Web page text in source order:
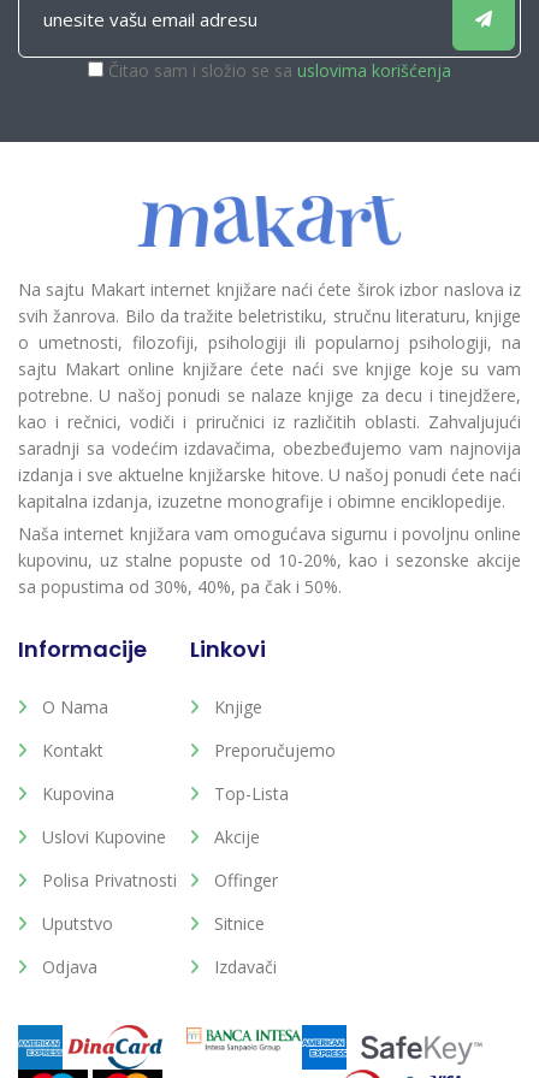
Čitao sam i složio se sa uslovima korišćenja
Na sajtu Makart internet knjižare naći ćete širok izbor naslova iz
svih žanrova. Bilo da tražite beletristiku, stručnu literaturu, knjige
o umetnosti, filozofiji, psihologiji ili popularnoj psihologiji, na
sajtu Makart online knjižare ćete naći sve knjige koje su vam
potrebne. U našoj ponudi se nalaze knjige za decu i tinejdžere,
kao i rečnici, vodiči i priručnici iz različitih oblasti. Zahvaljujući
saradnji sa vodećim izdavačima, obezbeđujemo vam najnovija
izdanja i sve aktuelne knjižarske hitove. U našoj ponudi ćete naći
kapitalna izdanja, izuzetne monografije i obimne enciklopedije.
Naša internet knjižara vam omogućava sigurnu i povoljnu online
kupovinu, uz stalne popuste od 10-20%, kao i sezonske akcije
sa popustima od 30%, 40%, pa čak i 50%.
Informacije
O Nama
Kontakt
Kupovina
Uslovi Kupovine
Polisa Privatnosti
Uputstvo
Odjava
Linkovi
Knjige
Preporučujemo
Top-Lista
Akcije
Offinger
Sitnice
Izdavači